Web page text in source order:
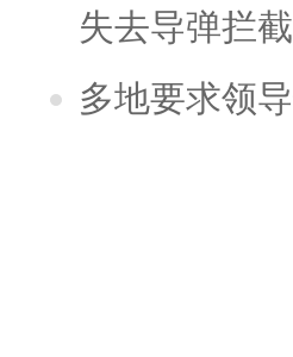
失去导弹拦
多地要求领